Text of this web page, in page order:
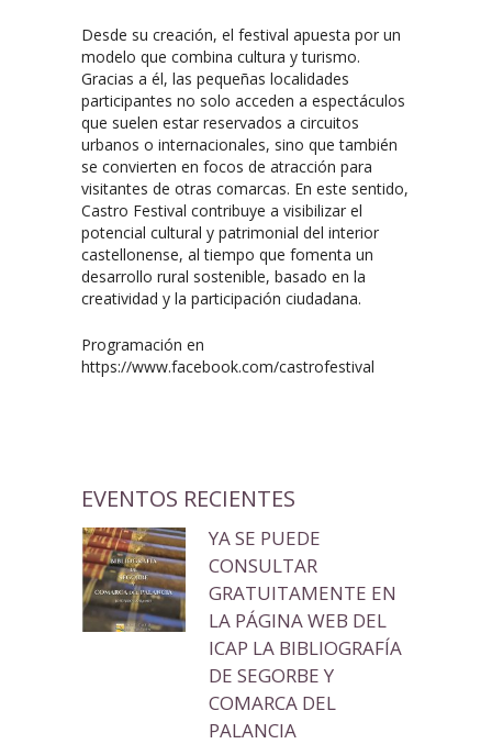
Desde su creación, el festival apuesta por un
modelo que combina cultura y turismo.
Gracias a él, las pequeñas localidades
participantes no solo acceden a espectáculos
que suelen estar reservados a circuitos
urbanos o internacionales, sino que también
se convierten en focos de atracción para
visitantes de otras comarcas. En este sentido,
Castro Festival contribuye a visibilizar el
potencial cultural y patrimonial del interior
castellonense, al tiempo que fomenta un
desarrollo rural sostenible, basado en la
creatividad y la participación ciudadana.
Programación en
https://www.facebook.com/castrofestival
EVENTOS RECIENTES
YA SE PUEDE
CONSULTAR
GRATUITAMENTE EN
LA PÁGINA WEB DEL
ICAP LA BIBLIOGRAFÍA
DE SEGORBE Y
COMARCA DEL
PALANCIA